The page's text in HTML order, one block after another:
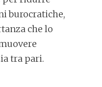
burocratiche,
che lo
tra pari.